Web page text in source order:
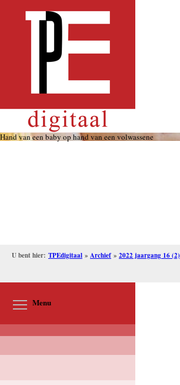
Hand van een baby op hand van een volwassene
U bent hier: TPEdigitaal » Archief » 2022 jaargang 16 (2)
Menu